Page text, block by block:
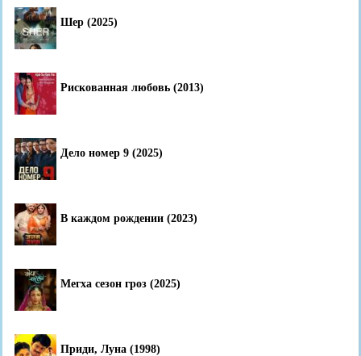
Шер (2025)
Рискованная любовь (2013)
Дело номер 9 (2025)
В каждом рождении (2023)
Мегха сезон гроз (2025)
Приди, Луна (1998)